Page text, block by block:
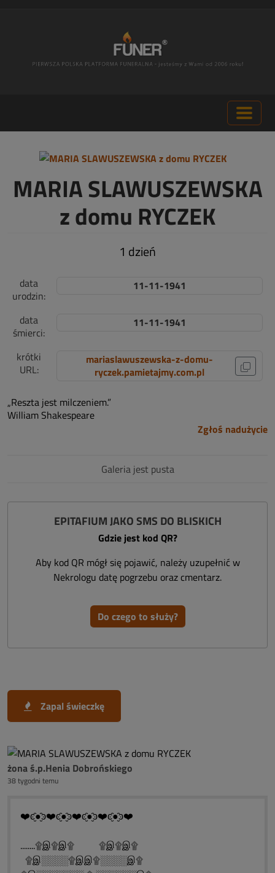
MARIA SLAWUSZEWSKA
z domu RYCZEK
1 dzień
data
urodzin:
11-11-1941
data
śmierci:
11-11-1941
krótki
URL:
mariaslawuszewska-z-domu-
ryczek.pamietajmy.com.pl
„Reszta jest milczeniem.”
William Shakespeare
Zgłoś nadużycie
Galeria jest pusta
EPITAFIUM JAKO SMS DO BLISKICH
Gdzie jest kod QR?
Aby kod QR mógł się pojawić, należy uzupełnić w
Nekrologu datę pogrzebu oraz cmentarz.
Do czego to służy?
Zapal świeczkę
żona ś.p.Henia Dobrońskiego
38 tygodni temu
❤️ͼ̮̑●̮̑ͽ❤️ͼ̮̑●̮̑ͽ❤️ͼ̮̑●̮̑ͽ❤️ͼ̮̑●̮̑ͽ❤️
........۩இ۩இ۩ ۩இ۩இ۩
۩இ░░░░۩இஇ۩░░░░இ۩